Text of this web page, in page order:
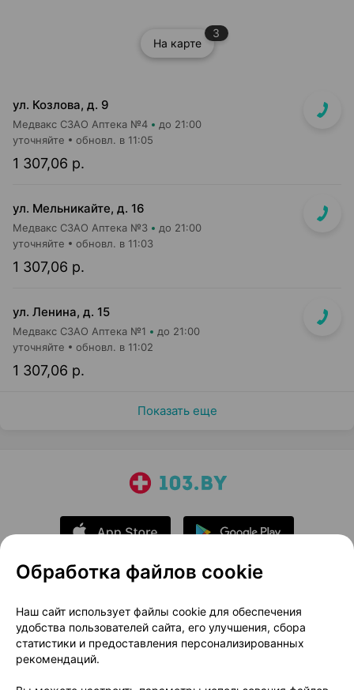
На карте
3
ул. Козлова, д. 9
Медвакс СЗАО Аптека №4 до 21:00
1 307,06 р.
уточняйте обновл. в 11:05
ул. Мельникайте, д. 16
Медвакс СЗАО Аптека №3 до 21:00
1 307,06 р.
уточняйте обновл. в 11:03
ул. Ленина, д. 15
Медвакс СЗАО Аптека №1 до 21:00
1 307,06 р.
уточняйте обновл. в 11:02
Показать еще
О проекте
Новости проекта
Размещение рекламы
Медицинский маркетинг
Публичный договор
Доставка
Обработка файлов cookie
Наш сайт использует файлы cookie для обеспечения
удобства пользователей сайта, его улучшения, сбора
статистики и предоставления персонализированных
рекомендаций.